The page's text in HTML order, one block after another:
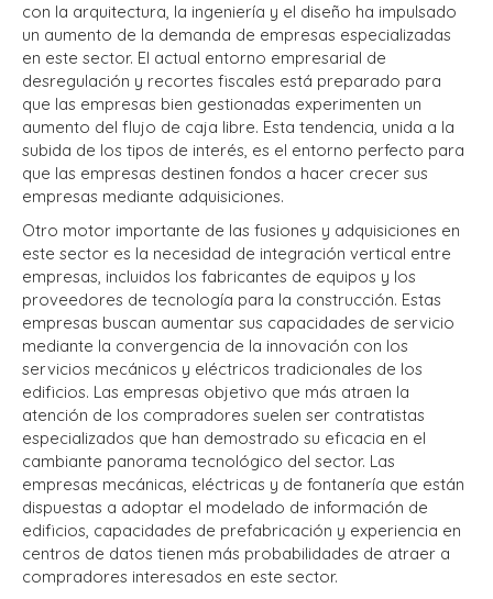
con la arquitectura, la ingeniería y el diseño ha impulsado
un aumento de la demanda de empresas especializadas
en este sector. El actual entorno empresarial de
desregulación y recortes fiscales está preparado para
que las empresas bien gestionadas experimenten un
aumento del flujo de caja libre. Esta tendencia, unida a la
subida de los tipos de interés, es el entorno perfecto para
que las empresas destinen fondos a hacer crecer sus
empresas mediante adquisiciones.
Otro motor importante de las fusiones y adquisiciones en
este sector es la necesidad de integración vertical entre
empresas, incluidos los fabricantes de equipos y los
proveedores de tecnología para la construcción. Estas
empresas buscan aumentar sus capacidades de servicio
mediante la convergencia de la innovación con los
servicios mecánicos y eléctricos tradicionales de los
edificios. Las empresas objetivo que más atraen la
atención de los compradores suelen ser contratistas
especializados que han demostrado su eficacia en el
cambiante panorama tecnológico del sector. Las
empresas mecánicas, eléctricas y de fontanería que están
dispuestas a adoptar el modelado de información de
edificios, capacidades de prefabricación y experiencia en
centros de datos tienen más probabilidades de atraer a
compradores interesados en este sector.